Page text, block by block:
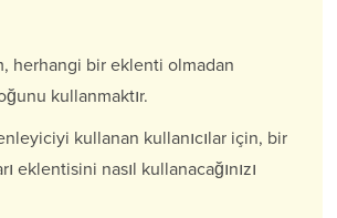
herhangi bir eklenti olmadan
kullanmaktır.
kullanan kullanıcılar için, bir
eklentisini nasıl kullanacağınızı